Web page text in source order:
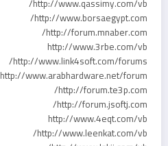
http://www.borsaegypt.com/
http://forum.mnaber.com/
http://www.3rbe.com/vb
http://www.link4soft.com/forums/
http://www.arabhardware.net/forum/
http://forum.te3p.com/
http://forum.jsoftj.com/
http://www.4eqt.com/vb
http://www.leenkat.com/vb/